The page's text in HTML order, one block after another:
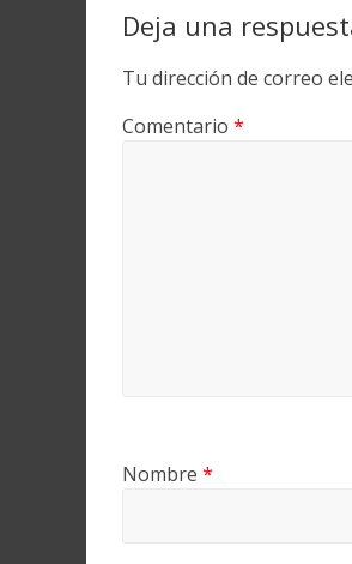
Deja una
Tu dirección de correo
Comentario *
Nombre *